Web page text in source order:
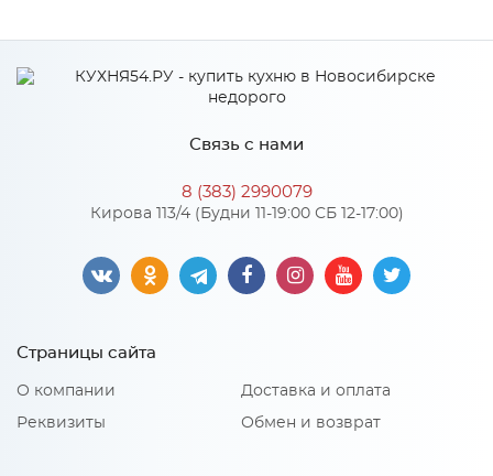
Высота 38
№182О Королевский опал
Материал ДСП
Особенности
Связь с нами
8 (383) 2990079
Кирова 113/4 (Будни 11-19:00 СБ 12-17:00)
Страницы сайта
О компании
Реквизиты
Доставка и оплата
Обмен и возврат